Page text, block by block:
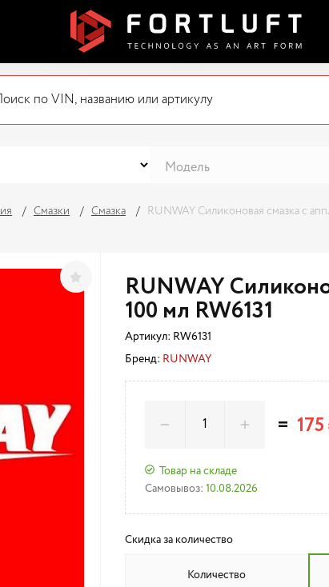
Смазки Смазка RUNWAY Силиконовая смазка с
RUNWAY
100 мл RW6131
Артикул: RW6131
Бренд: RUNWAY
Товар на складе
Самовывоз: 10.08.2026
=
Скидка за количество
Количество